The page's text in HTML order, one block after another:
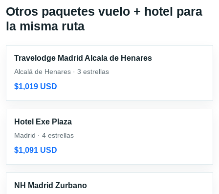
Otros paquetes vuelo + hotel para
la misma ruta
Travelodge Madrid Alcala de Henares
Alcalá de Henares · 3 estrellas
$1,019 USD
Hotel Exe Plaza
Madrid · 4 estrellas
$1,091 USD
NH Madrid Zurbano